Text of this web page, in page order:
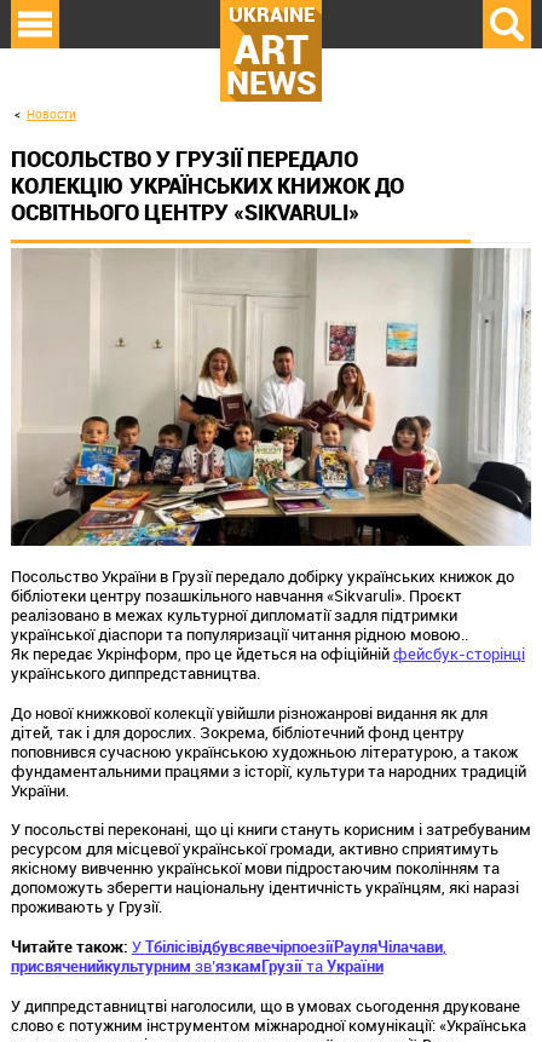
UKRAINE
ART
NEWS
Новости
ПОСОЛЬСТВО У ГРУЗІЇ ПЕРЕДАЛО
КОЛЕКЦІЮ УКРАЇНСЬКИХ КНИЖОК ДО
ОСВІТНЬОГО ЦЕНТРУ «SIKVARULI»
Посольство України в Грузії передало добірку українських книжок до
бібліотеки центру позашкільного навчання «Sikvaruli». Проєкт
реалізовано в межах культурної дипломатії задля підтримки
української діаспори та популяризації читання рідною мовою..
Як передає Укрінформ, про це йдеться на офіційнійфейсбук-сторінці
українського диппредставництва.
До нової книжкової колекції увійшли різножанрові видання як для
дітей, так і для дорослих. Зокрема, бібліотечний фонд центру
поповнився сучасною українською художньою літературою, а також
фундаментальними працями з історії, культури та народних традицій
України.
У посольстві переконані, що ці книги стануть корисним і затребуваним
ресурсом для місцевої української громади, активно сприятимуть
якісному вивченню української мови підростаючим поколінням та
допоможуть зберегти національну ідентичність українцям, які наразі
проживають у Грузії.
Читайте також: УТбілісівідбувсявечірпоезіїРауляЧілачави,
присвяченийкультурним зв’язкамГрузіїтаУкраїни
У диппредставництві наголосили, що в умовах сьогодення друковане
слово є потужним інструментом міжнародної комунікації: «Українська